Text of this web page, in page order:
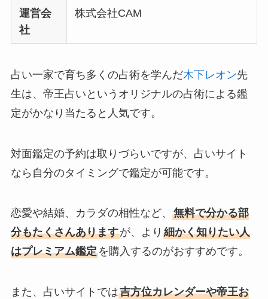
運営会
社
株式会社CAM
占い一家で育ち多くの占術を学んだ木下レオン先
生は、帝王占いというオリジナルの占術による鑑
定がかなり当たると人気です。
対面鑑定の予約は取りづらいですが、占いサイト
なら自分のタイミングで鑑定が可能です。
恋愛や結婚、カラダの相性など、 無料で分かる部
分もたくさんありますが、より 細かく知りたい人
はプレミアム鑑定を購入するのがおすすめです。
また、占いサイトでは吉方位カレンダーや帝王お